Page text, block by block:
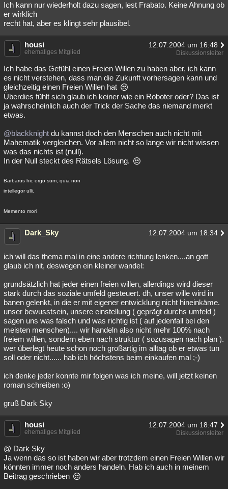
Ich kann nur wiederholt dazu sagen, lest Frabato. Keine Ahnung ob
er wirklich
recht hat, aber es klingt sehr plausibel.
housi 12.07.2004 um 16:48
ehemaliges Mitglied Diskussionsleiter
Ich habe das Gefühl einen Freien Willen zu haben aber, ich kann
es nicht verstehen, dass man die Zukunft vorhersagen kann und
gleichzeitig einen Freien Willen hat
Überdies fühlt sich glaub ich keiner wie ein Roboter oder? Das ist
ja wahrscheinlich auch der Trick der Sache das niemand merkt
etwas.
@blackknight du kannst doch den Menschen auch nicht mit
Mahematik vergleichen. Vor allem nicht so lange wir nicht wissen
was das nichts ist (null).
In der Null steckt des Rätsels Lösung.
Barbarus hic ergo sum, quia non
intellegor ulli.
Memento mori
Dark_Sky 12.07.2004 um 18:34
ich will das thema mal in eine andere richtung lenken....an gott
glaub ich nit, deswegen ein kleiner wandel:
grundsätzlich hat jeder einen freien willen, allerdings wird dieser
stark durch das soziale umfeld gesteuert. dh, unser wille wird in
banen gelenkt, in die er mit eigener entwicklung nicht hineinkäme.
unser bewusstsein, unsere einstellung ( geprägt durchs umfeld )
sagen uns was falsch und was richtig ist ( auf jedenfall bei den
meisten menschen).... wir handeln also nicht mehr 100% nach
freiem willen, sondern eben nach struktur ( sozusagen nach plan ).
wer überlegt heute schon noch großartig im alltag ob er etwas tun
soll oder nicht...... hab ich höchstens beim einkaufen mal ;-)
ich denke jeder konnte mir folgen was ich meine, will jetzt keinen
roman schreiben :o)
gruß Dark Sky
housi 12.07.2004 um 18:47
ehemaliges Mitglied Diskussionsleiter
@ Dark Sky
Ja wenn das so ist haben wir aber trotzdem einen Freien Willen wir
könnten immer noch anders handeln. Hab ich auch in meinem
Beitrag geschrieben